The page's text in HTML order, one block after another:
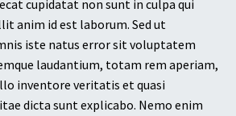
cupidatat non sunt in culpa qui
anim id est laborum. Sed ut
iste natus error sit voluptatem
laudantium, totam rem aperiam,
inventore veritatis et quasi
dicta sunt explicabo. Nemo enim